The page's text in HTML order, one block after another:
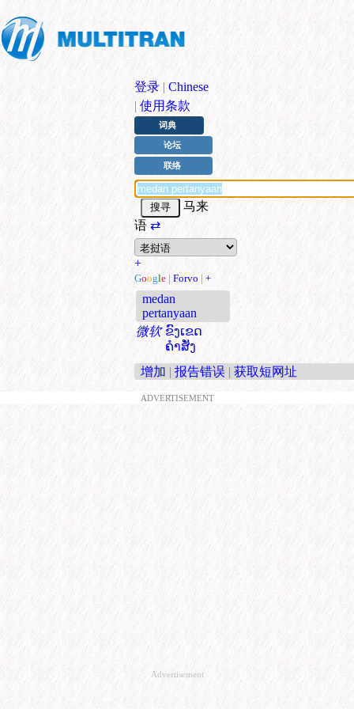
登录 | Chinese
| 使用条款
词典
论坛
联络
马来
语 ⇄
+
Google | Forvo | +
medan
pertanyaan
微软 ຂົງເຂດ
ຄຳສັ່ງ
增加 | 报告错误 | 获取短网址
ADVERTISEMENT
Advertisement